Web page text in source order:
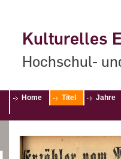
Kulturelles
Hochschul-
Home Titel Jahre